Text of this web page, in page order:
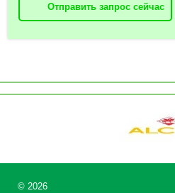
Отправить запрос сейчас
© 2026